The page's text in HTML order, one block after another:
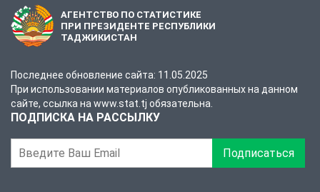
АГЕНТСТВО ПО СТАТИСТИКЕ
ПРИ ПРЕЗИДЕНТЕ РЕСПУБЛИКИ
ТАДЖИКИСТАН
Последнее обновление сайта: 11.05.2025
При использовании материалов опубликованных на данном
сайте, ссылка на www.stat.tj обязательна.
ПОДПИСКА НА РАССЫЛКУ
Подписаться